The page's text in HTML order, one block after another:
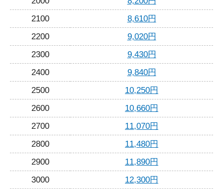
2100
8,610円
2200
9,020円
2300
9,430円
2400
9,840円
2500
10,250円
2600
10,660円
2700
11,070円
2800
11,480円
2900
11,890円
3000
12,300円